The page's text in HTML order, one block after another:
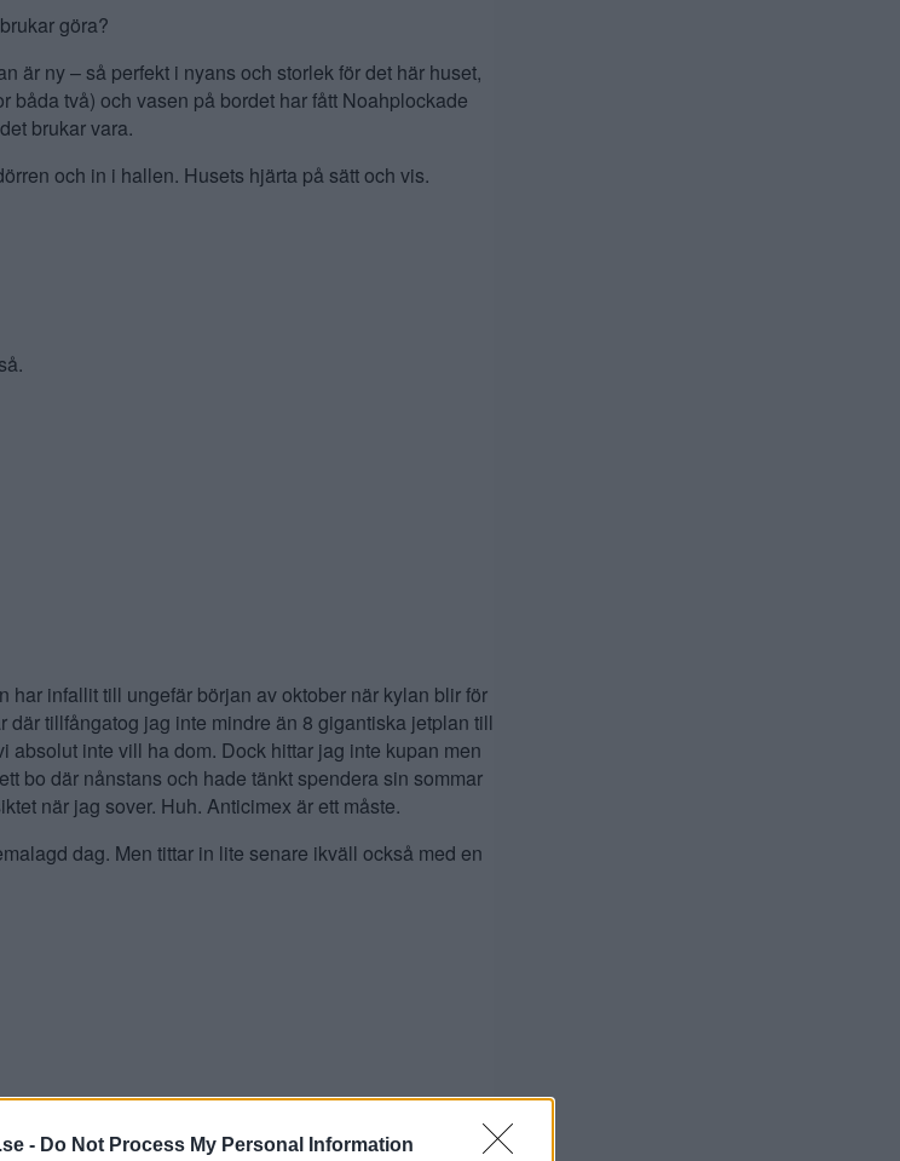
- Do Not Process My Personal Information
göra?
är ny – så perfekt i nyans och storlek för det här huset,
två) och vasen på bordet har fått Noahplockade
brukar vara.
och in i hallen. Husets hjärta på sätt och vis.
infallit till ungefär början av oktober när kylan blir för
tillfångatog jag inte mindre än 8 gigantiska jetplan till
inte vill ha dom. Dock hittar jag inte kupan men
bo där nånstans och hade tänkt spendera sin sommar
när jag sover. Huh. Anticimex är ett måste.
dag. Men tittar in lite senare ikväll också med en